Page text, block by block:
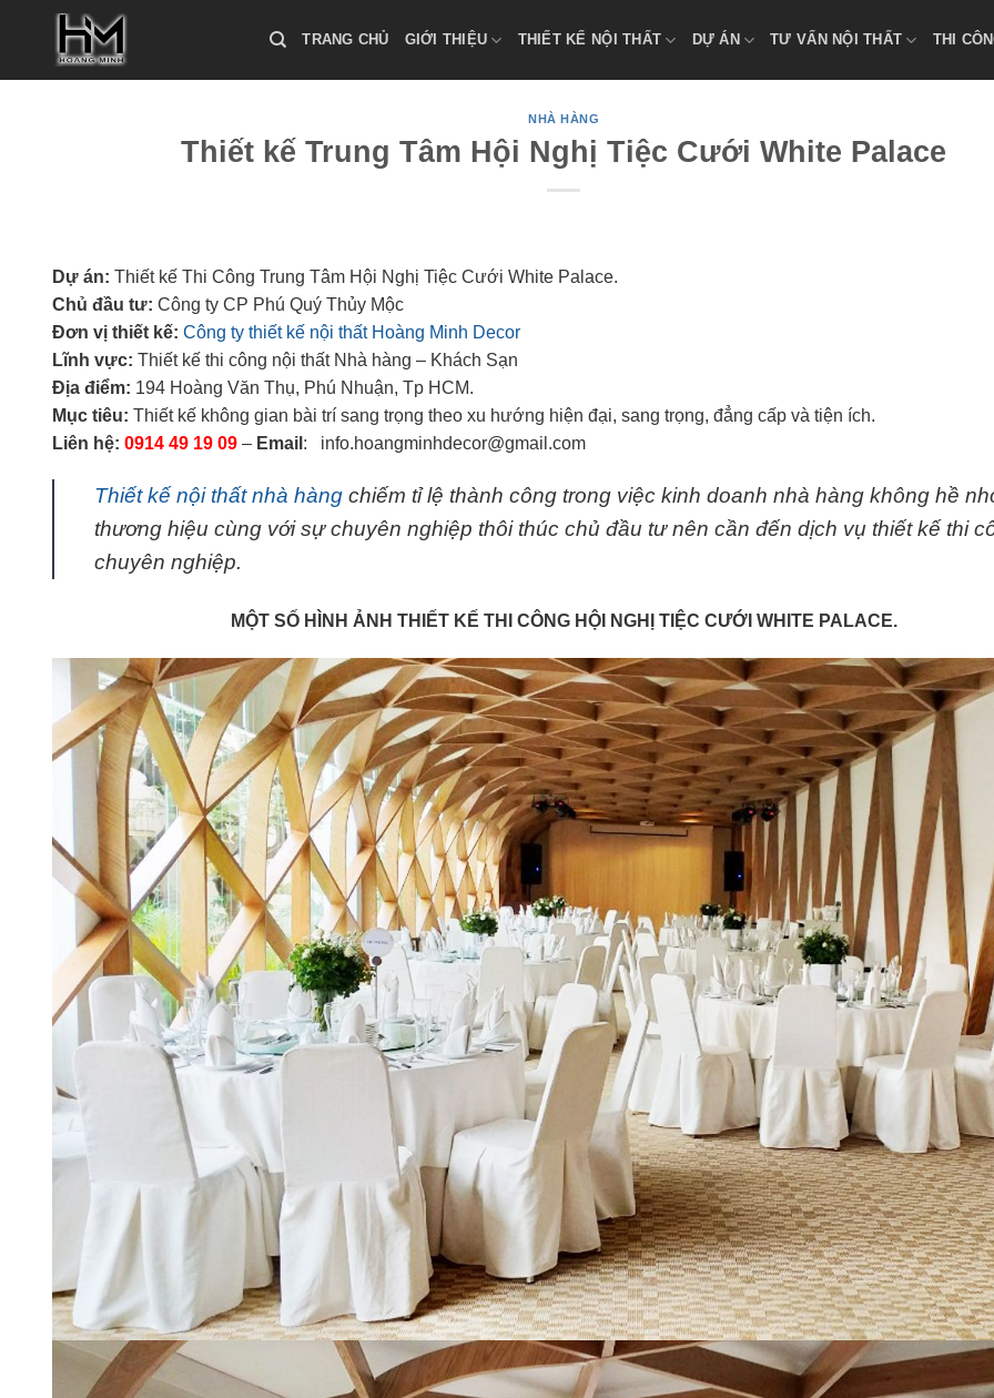
TRANG CHỦ GIỚI THIỆU THIẾT KẾ NỘI THẤT DỰ ÁN TƯ VẤN NỘI THẤT THI
NHÀ HÀNG
Thiết kế Trung Tâm Hội Nghị Tiệc Cưới White Palace
Dự án: Thiết kế Thi Công Trung Tâm Hội Nghị Tiệc Cưới White Palace.
Chủ đầu tư: Công ty CP Phú Quý Thủy Mộc
Đơn vị thiết kế: Công ty thiết kế nội thất Hoàng Minh Decor
Lĩnh vực: Thiết kế thi công nội thất Nhà hàng – Khách Sạn
Địa điểm: 194 Hoàng Văn Thụ, Phú Nhuận, Tp HCM.
Mục tiêu: Thiết kế không gian bài trí sang trọng theo xu hướng hiện đại, sang trọng, đẳng cấp và tiện ích.
Liên hệ: 0914 49 19 09 – Email : info.hoangminhdecor@gmail.com
Thiết kế nội thất nhà hàng chiếm tỉ lệ thành công trong việc kinh doanh nhà hàng không hề
thương hiệu cùng với sự chuyên nghiệp thôi thúc chủ đầu tư nên cần đến dịch vụ thiết kế thi
chuyên nghiệp.
MỘT SỐ HÌNH ẢNH THIẾT KẾ THI CÔNG HỘI NGHỊ TIỆC CƯỚI WHITE PALACE.